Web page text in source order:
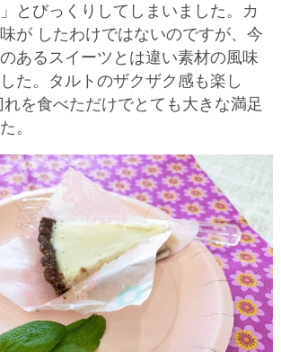
」とびっくりしてしまいました。カ
が したわけではないのですが、今
あるスイーツとは違い素材の風味
た。タルトのザクザク感も楽し
れを食べただけでとても大きな満足
。